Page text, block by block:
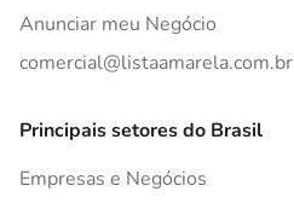
Anunciar meu Negócio
comercial@listaamarela.com.br
Principais setores do Brasil
Empresas e Negócios